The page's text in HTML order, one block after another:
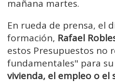
mañana martes.
En rueda de prensa, el
formación, Rafael
estos Presupuestos no
fundamentales" para
vivienda, el empleo o el